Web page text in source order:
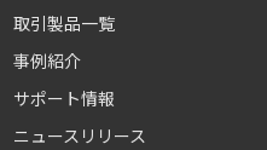
取引製品一覧
事例紹介
サポート情報
ニュースリリース